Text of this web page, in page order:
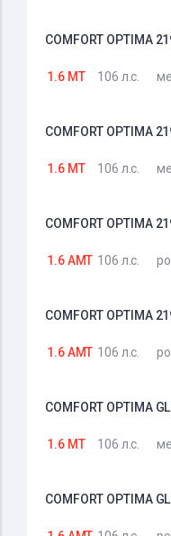
COMFORT OPTIMA
1.6 MT 106 л.с.
COMFORT OPTIMA
1.6 MT 106 л.с.
COMFORT OPTIMA
1.6 AMT 106 л.с.
COMFORT OPTIMA
1.6 AMT 106 л.с.
COMFORT OPTIMA
1.6 MT 106 л.с.
COMFORT OPTIMA